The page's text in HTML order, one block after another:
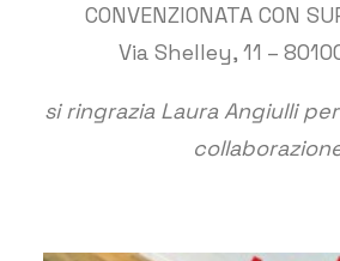
CONVENZIONATA CON
Via Shelley, 11 –
si ringrazia Laura Angiulli